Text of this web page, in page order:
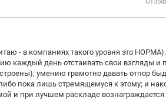
- в компаниях такого уровня это НОРМА).
каждый день отстаивать свои взгляды и
умению грамотно давать отпор
пока лишь стремящемуся к этому; и
и при лучшем раскладе вознаграждается